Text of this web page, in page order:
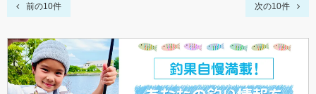
前の10件 次の10件